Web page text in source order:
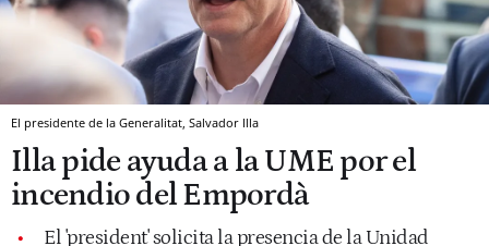
El presidente de la Generalitat, Salvador Illa
Illa pide ayuda a la UME por el
incendio del Empordà
El 'president' solicita la presencia de la Unidad